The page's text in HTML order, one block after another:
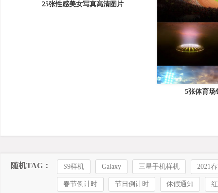
25张性感美女写真高清图片
5张体育场
随机TAG： S9样机 Galaxy 三星手机样机 2021
春节倒计时 节日倒计时 休假通知